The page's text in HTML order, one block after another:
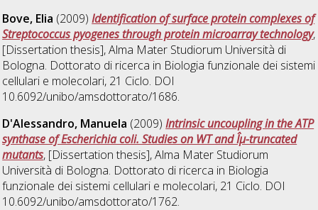
Bove, Elia (2009)Identification of surface protein complexes of
Streptococcus pyogenes through protein microarray technology,
[Dissertation thesis], Alma Mater Studiorum Università di
Bologna. Dottorato di ricerca in Biologia funzionale dei sistemi
cellulari e molecolari, 21 Ciclo. DOI
10.6092/unibo/amsdottorato/1686.
D'Alessandro, Manuela (2009)Intrinsic uncoupling in the ATP
synthase of Escherichia coli. Studies on WT and Îµ-truncated
mutants, [Dissertation thesis], Alma Mater Studiorum
Università di Bologna. Dottorato di ricerca in Biologia
funzionale dei sistemi cellulari e molecolari, 21 Ciclo. DOI
10.6092/unibo/amsdottorato/1762.